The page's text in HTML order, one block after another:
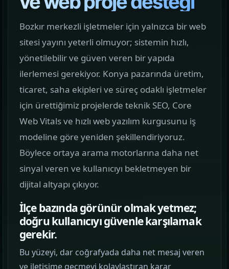
01 Hakkımızda
Yapının arkasındaki yaklaşımı ve çalışma dilini
Hizmetler
Web, yazılım, mobil ve pazarlama hizmetlerini
tek yerden görün.
Kurumsal Web Tasarım
E-ticaret Sitesi Tasarımı
SATIŞ VITRINI
Mobil Uygulama Kodlama
MOBIL ÜRÜN
SEO & Dijital Pazarlama
ARAMA GÖRÜNÜRLÜĞÜ
Bozkır merkezli işletmeler için yalnızca bir web
sitesi yayını yeterli olmuyor; sistemin hızlı,
yönetilebilir ve güven veren bir yapıda
ilerlemesi gerekiyor. Konya pazarında üretim,
ticaret, saha ekipleri ve süreç odaklı işletmeler
için ürettiğimiz projelerde teknik SEO, Core
Web Vitals ve hızlı web yazılım kurgusunu iş
modeline göre yeniden şekillendiriyoruz.
Böylece ortaya arama motorlarına daha net
sinyal veren ve kullanıcıyı bekletmeyen bir
dijital altyapı çıkıyor.
İlçe bazında görünür olmak yetmez;
doğru kullanıcıyı güvenle karşılamak
gerekir.
Bu yüzeyi, dar coğrafyada daha net mesaj veren
ve iletişime geçmeyi kolaylaştıran karar